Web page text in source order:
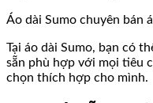
Áo dài Sumo chuyên bán
Tại áo dài Sumo, bạn có
sẵn phù hợp với mọi tiêu
chọn thích hợp cho mình.